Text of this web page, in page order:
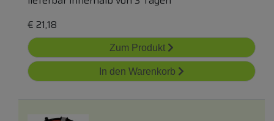
€ 21,18
Zum Produkt
In den Warenkorb